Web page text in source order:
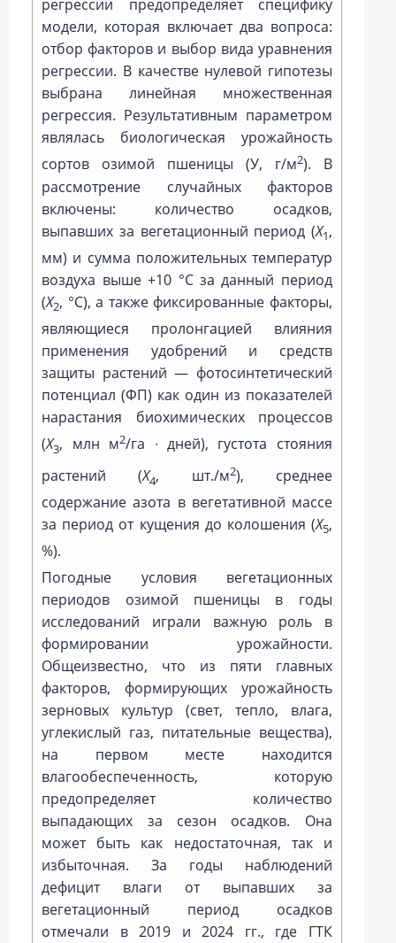
регрессии предопределяет специфику
модели, которая включает два вопроса:
отбор факторов и выбор вида уравнения
регрессии. В качестве нулевой гипотезы
выбрана линейная множественная
регрессия. Результативным параметром
являлась биологическая урожайность
сортов озимой пшеницы (У, г/м2). В
рассмотрение случайных факторов
включены: количество осадков,
выпавших за вегетационный период (Х1,
мм) и сумма положительных температур
воздуха выше +10 °C за данный период
(Х2, °C), а также фиксированные факторы,
являющиеся пролонгацией влияния
применения удобрений и средств
защиты растений — фотосинтетический
потенциал (ФП) как один из показателей
нарастания биохимических процессов
(Х3, млн м2/га ∙ дней), густота стояния
растений (Х4, шт./м2), среднее
содержание азота в вегетативной массе
за период от кущения до колошения (Х5,
%).
Погодные условия вегетационных
периодов озимой пшеницы в годы
исследований играли важную роль в
формировании урожайности.
Общеизвестно, что из пяти главных
факторов, формирующих урожайность
зерновых культур (свет, тепло, влага,
углекислый газ, питательные вещества),
на первом месте находится
влагообеспеченность, которую
предопределяет количество
выпадающих за сезон осадков. Она
может быть как недостаточная, так и
избыточная. За годы наблюдений
дефицит влаги от выпавших за
вегетационный период осадков
отмечали в 2019 и 2024 гг., где ГТК